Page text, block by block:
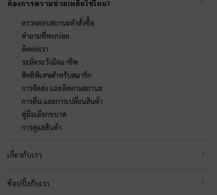
ต้องการความช่วยเหลือใช่ไหม?
ตรวจสอบสถานะคำสั่งซื้อ
คำถามที่พบบ่อย
ติดต่อเรา
ระมัดระวังมิจฉาชีพ
สิทธิพิเศษสำหรับสมาชิก
การจัดส่ง และติดตามสถานะ
การคืน และการเปลี่ยนสินค้า
คู่มือเลือกขนาด
การดูแลสินค้า
เกี่ยวกับเรา
ช้อปปิ้งกับเรา